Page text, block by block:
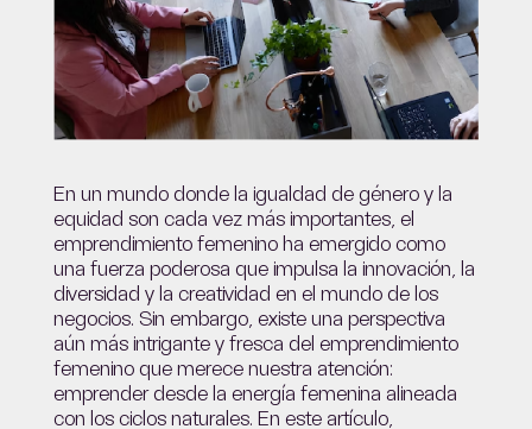
En un mundo donde la igualdad de género y la
equidad son cada vez más importantes, el
emprendimiento femenino ha emergido como
una fuerza poderosa que impulsa la innovación, la
diversidad y la creatividad en el mundo de los
negocios. Sin embargo, existe una perspectiva
aún más intrigante y fresca del emprendimiento
femenino que merece nuestra atención:
emprender desde la energía femenina alineada
con los ciclos naturales. En este artículo,